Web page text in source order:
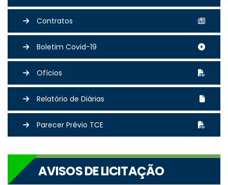
Contratos
Boletim Covid-19
Ofícios
Relatório de Diárias
Parecer Prévio TCE
AVISOS DE LICITAÇÃO